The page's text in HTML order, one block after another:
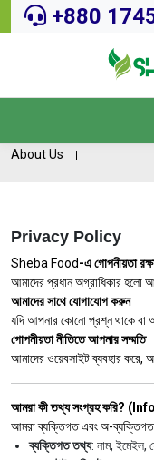
+880
About Us
Privacy Policy
Sheba Food-এ গোপনীয়তা
আমাদের প্রধান অগ্রাধিকার হলো
আমাদের সাথে যোগাযোগ করুন
যদি আপনার কোনো প্রশ্ন থাকে বা
গোপনীয়তা নীতিতে আপনার সম্মতি
আমাদের ওয়েবসাইট ব্যবহার করে,
আমরা কী তথ্য সংগ্রহ করি?
আমরা ব্যক্তিগত এবং অ-ব্যক্তিগত
ব্যক্তিগত তথ্য: নাম, ইমেইল,